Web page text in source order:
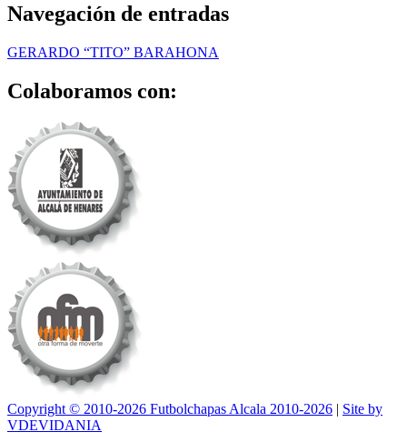
Navegación de entradas
GERARDO “TITO” BARAHONA
Colaboramos con:
Copyright © 2010-2026 Futbolchapas Alcala 2010-2026 | Site by
VDEVIDANIA